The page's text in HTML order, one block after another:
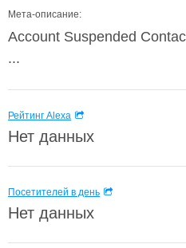
Мета-описание:
Account Suspended
...
Рейтинг Alexa
Нет данных
Посетителей в день
Нет данных